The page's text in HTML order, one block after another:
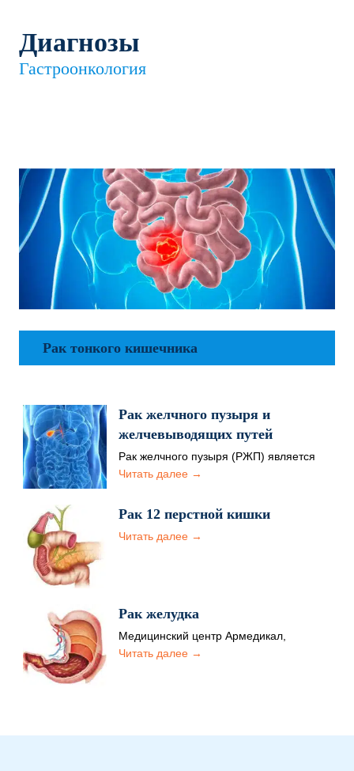
Диагнозы
Гастроонкология
Рак тонкого кишечника
Рак желчного пузыря и
желчевыводящих путей
Рак желчного пузыря (РЖП) является
довольно редким заболеванием,
Читать далее →
Рак 12 перстной кишки
Читать далее →
Рак желудка
Медицинский центр Армедикал,
созданный на базе государственной
Читать далее →